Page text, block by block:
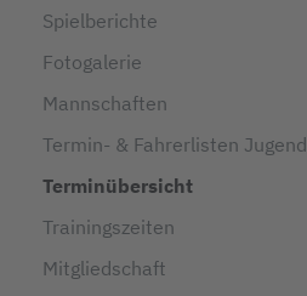
Spielberichte
Fotogalerie
Mannschaften
Termin- & Fahrerlisten Jugend
Terminübersicht
Trainingszeiten
Mitgliedschaft